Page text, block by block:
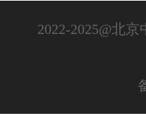
2022-2025@北